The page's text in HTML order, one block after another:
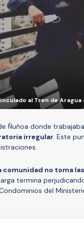
al Tren de
Ñuñoa donde
irregular. Este
comunidad no toma
termina
del